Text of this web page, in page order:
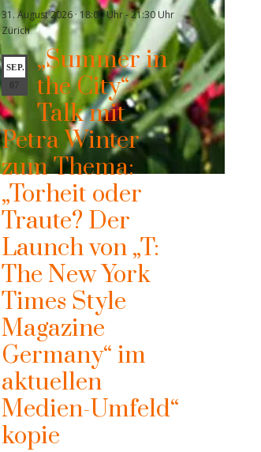
31. August 2026 · 18:00 Uhr-21:30 Uhr
Zürich
SEP.
07
„Summer in
the City“
Talk mit
Petra Winter
zum Thema:
„Torheit oder
Traute? Der
Launch von „T:
The New York
Times Style
Magazine
Germany“ im
aktuellen
Medien-Umfeld“
kopie